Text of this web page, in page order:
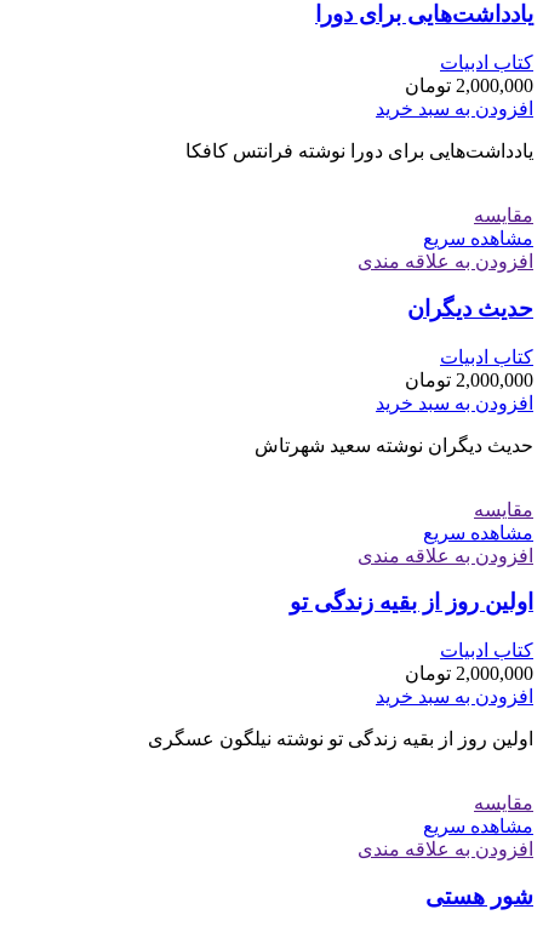
یادداشت‌هایی برای دورا
کتاب ادبیات
2,000,000 تومان
افزودن به سبد خرید
یادداشت‌هایی برای دورا نوشته فرانتس کافکا
مقایسه
مشاهده سریع
افزودن به علاقه مندی
حدیث دیگران
کتاب ادبیات
2,000,000 تومان
افزودن به سبد خرید
حدیث دیگران نوشته سعید شهرتاش
مقایسه
مشاهده سریع
افزودن به علاقه مندی
اولین روز از بقیه زندگی تو
کتاب ادبیات
2,000,000 تومان
افزودن به سبد خرید
اولین روز از بقیه زندگی تو نوشته نیلگون عسگری
مقایسه
مشاهده سریع
افزودن به علاقه مندی
شور هستی